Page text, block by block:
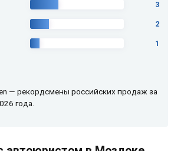
3
2
1
— рекордсмены российских продаж за
года.